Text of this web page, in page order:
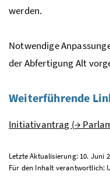
werden.
Notwendige
der Abfertigung Alt
Weiterführende
Initiativantrag (→
Letzte Aktualisierung: 10. Juni
Für den Inhalt verantwortlich: